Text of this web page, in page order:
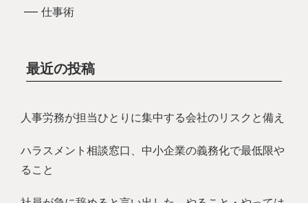
仕事術
最近の投稿
人事労務が担当ひとりに集中する会社のリスクと備え
ハラスメント相談窓口、中小企業の義務化で最低限や
ること